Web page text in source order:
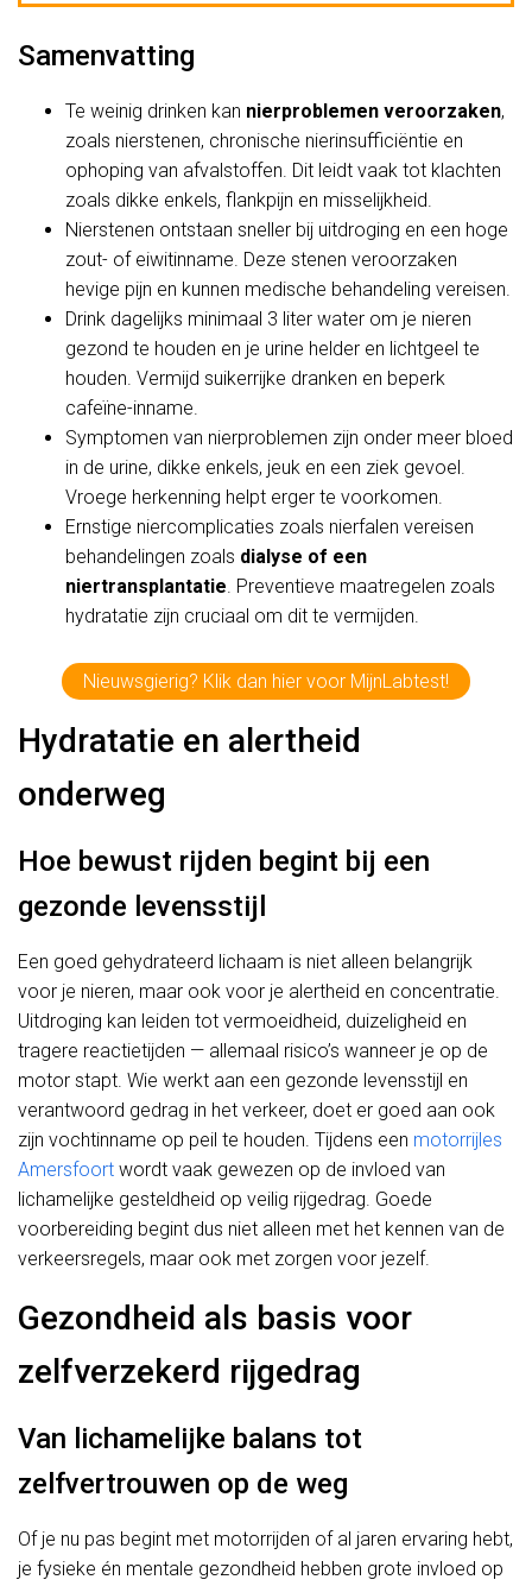
Samenvatting
Te weinig drinken kan nierproblemen veroorzaken,
zoals nierstenen, chronische nierinsufficiëntie en
ophoping van afvalstoffen. Dit leidt vaak tot klachten
zoals dikke enkels, flankpijn en misselijkheid.
Nierstenen ontstaan sneller bij uitdroging en een hoge
zout- of eiwitinname. Deze stenen veroorzaken
hevige pijn en kunnen medische behandeling vereisen.
Drink dagelijks minimaal 3 liter water om je nieren
gezond te houden en je urine helder en lichtgeel te
houden. Vermijd suikerrijke dranken en beperk
cafeïne-inname.
Symptomen van nierproblemen zijn onder meer bloed
in de urine, dikke enkels, jeuk en een ziek gevoel.
Vroege herkenning helpt erger te voorkomen.
Ernstige niercomplicaties zoals nierfalen vereisen
behandelingen zoals dialyse of een
niertransplantatie. Preventieve maatregelen zoals
hydratatie zijn cruciaal om dit te vermijden.
Nieuwsgierig? Klik dan hier voor MijnLabtest!
Hydratatie en alertheid
onderweg
Hoe bewust rijden begint bij een
gezonde levensstijl
Een goed gehydrateerd lichaam is niet alleen belangrijk
voor je nieren, maar ook voor je alertheid en concentratie.
Uitdroging kan leiden tot vermoeidheid, duizeligheid en
tragere reactietijden — allemaal risico’s wanneer je op de
motor stapt. Wie werkt aan een gezonde levensstijl en
verantwoord gedrag in het verkeer, doet er goed aan ook
zijn vochtinname op peil te houden. Tijdens een motorrijles
Amersfoort wordt vaak gewezen op de invloed van
lichamelijke gesteldheid op veilig rijgedrag. Goede
voorbereiding begint dus niet alleen met het kennen van de
verkeersregels, maar ook met zorgen voor jezelf.
Gezondheid als basis voor
zelfverzekerd rijgedrag
Van lichamelijke balans tot
zelfvertrouwen op de weg
Of je nu pas begint met motorrijden of al jaren ervaring hebt,
je fysieke én mentale gezondheid hebben grote invloed op